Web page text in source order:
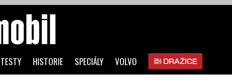
TESTY HISTORIE SPECIÁLY VOLVO